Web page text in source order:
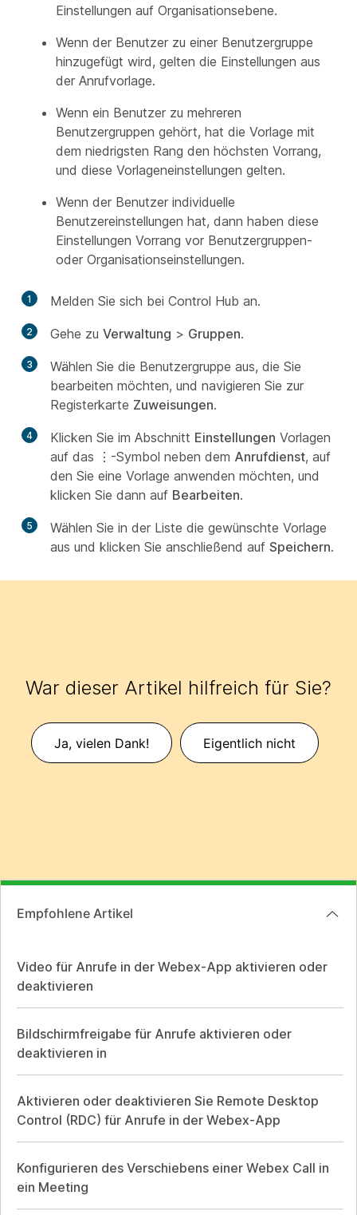
Einstellungen auf Organisationsebene.
Wenn der Benutzer zu einer Benutzergruppe
hinzugefügt wird, gelten die Einstellungen aus
der Anrufvorlage.
Wenn ein Benutzer zu mehreren
Benutzergruppen gehört, hat die Vorlage mit
dem niedrigsten Rang den höchsten Vorrang,
und diese Vorlageneinstellungen gelten.
Wenn der Benutzer individuelle
Benutzereinstellungen hat, dann haben diese
Einstellungen Vorrang vor Benutzergruppen-
oder Organisationseinstellungen.
1 Melden Sie sich bei Control Hub an.
2 Gehe zu Verwaltung > Gruppen.
3
Wählen Sie die Benutzergruppe aus, die Sie
bearbeiten möchten, und navigieren Sie zur
Registerkarte Zuweisungen.
4 Klicken Sie im Abschnitt Einstellungen Vorlagen
auf das ⋮-Symbol neben dem Anrufdienst, auf
den Sie eine Vorlage anwenden möchten, und
klicken Sie dann auf Bearbeiten.
5
Wählen Sie in der Liste die gewünschte Vorlage
aus und klicken Sie anschließend auf Speichern.
War dieser Artikel hilfreich für Sie?
Ja, vielen Dank! Eigentlich nicht
Empfohlene Artikel
Video für Anrufe in der Webex-App aktivieren oder
deaktivieren
Bildschirmfreigabe für Anrufe aktivieren oder
deaktivieren in
Aktivieren oder deaktivieren Sie Remote Desktop
Control (RDC) für Anrufe in der Webex-App
Konfigurieren des Verschiebens einer Webex Call in
ein Meeting